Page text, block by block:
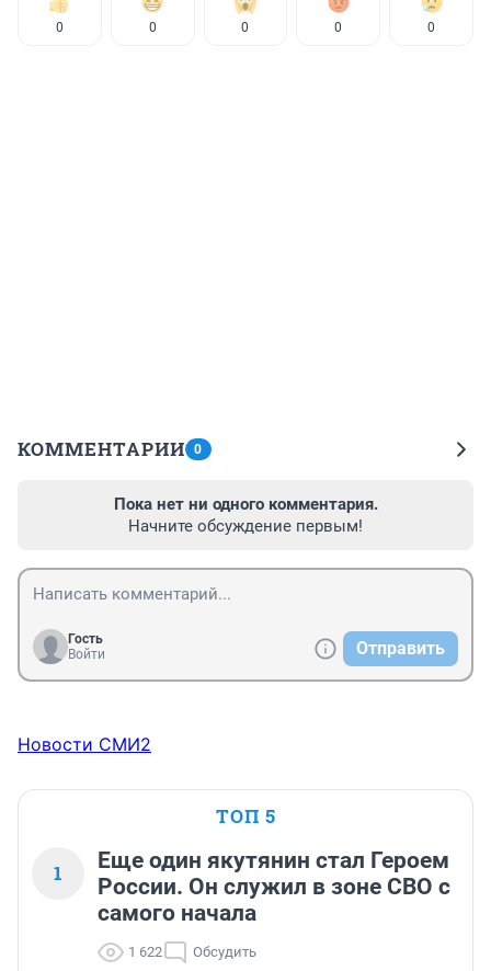
0 0 0 0 0
КОММЕНТАРИИ 0
Пока нет ни одного комментария.
Начните обсуждение первым!
Гость
Войти
Отправить
Новости СМИ2
ТОП 5
1
Еще один якутянин стал Героем
России. Он служил в зоне СВО с
самого начала
1 622 Обсудить